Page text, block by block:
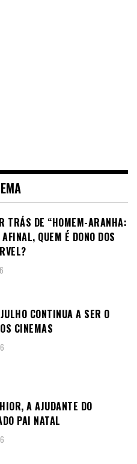
TRÁS DE “HOMEM-ARANHA:
QUEM É DONO DOS
CONTINUA A SER O
CINEMAS
A AJUDANTE DO
PAI NATAL